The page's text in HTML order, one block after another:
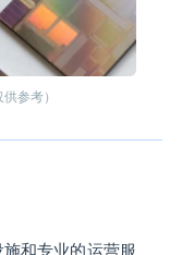
参考）
和专业的运营服